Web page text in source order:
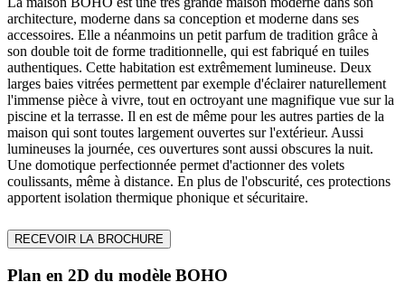
architecture, moderne dans sa conception et moderne dans ses
accessoires. Elle a néanmoins un petit parfum de tradition grâce à
son double toit de forme traditionnelle, qui est fabriqué en tuiles
authentiques. Cette habitation est extrêmement lumineuse. Deux
larges baies vitrées permettent par exemple d'éclairer naturellement
l'immense pièce à vivre, tout en octroyant une magnifique vue sur la
piscine et la terrasse. Il en est de même pour les autres parties de la
maison qui sont toutes largement ouvertes sur l'extérieur. Aussi
lumineuses la journée, ces ouvertures sont aussi obscures la nuit.
Une domotique perfectionnée permet d'actionner des volets
coulissants, même à distance. En plus de l'obscurité, ces protections
apportent isolation thermique phonique et sécuritaire.
RECEVOIR LA BROCHURE
Plan en 2D du modèle BOHO